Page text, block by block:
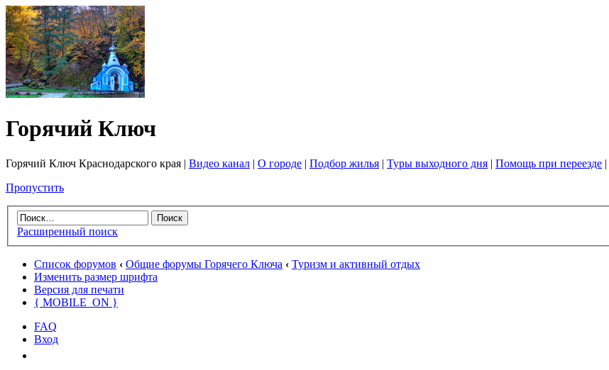
Горячий Ключ
Горячий Ключ Краснодарского края | Видео канал | О городе | Подбор жилья | Туры выходного дня | Помощь при переезде |
Пропустить
Расширенный поиск
Список форумов ‹ Общие форумы Горячего Ключа ‹ Туризм и активный отдых
Изменить размер шрифта
Версия для печати
{ MOBILE_ON }
FAQ
Вход